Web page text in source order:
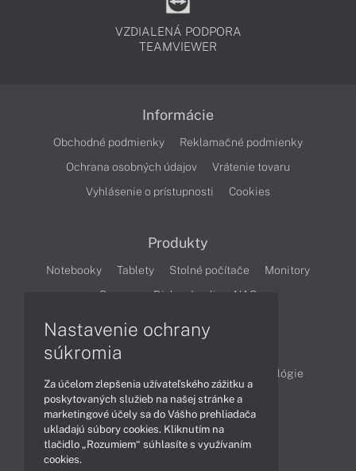
VZDIALENÁ PODPORA
TEAMVIEWER
Informácie
Obchodné podmienky
Reklamačné podmienky
Ochrana osobných údajov
Vrátenie tovaru
Vyhlásenie o prístupnosti
Cookies
Produkty
Notebooky Tablety Stolné počítače
Monitory
Servery
Diskové polia a NAS
Technológie
Videá
Obsah
Nastavenie ochrany
súkromia
Za účelom zlepšenia užívateľského zážitku a
poskytovaných služieb na našej stránke a
marketingové účely sa do Vášho prehliadača
ukladajú súbory cookies. Kliknutím na
tlačidlo „Rozumiem“ súhlasíte s využívaním
cookies.